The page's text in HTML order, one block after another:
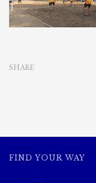
SHARE
FIND YOUR WAY